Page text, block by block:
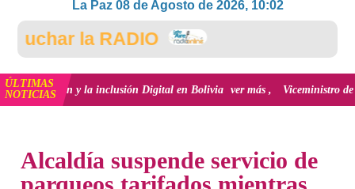
La Paz 08 de Agosto de 2026, 10:02
la RADIO
ÚLTIMAS
NOTICIASy la inclusión Digital en Bolivia ver más Viceministro de Medio
Alcaldía suspende servicio de
parqueos tarifados mientras